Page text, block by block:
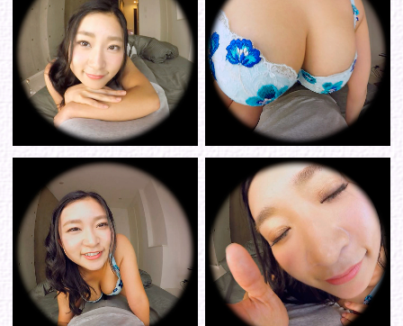
シリーズから選ぶ
ゾーンから選ぶ